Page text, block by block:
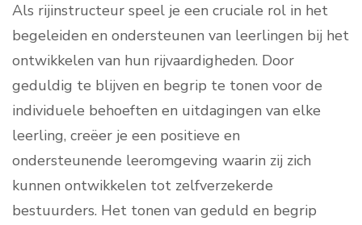
Als rijinstructeur speel je een cruciale rol in het
begeleiden en ondersteunen van leerlingen bij het
ontwikkelen van hun rijvaardigheden. Door
geduldig te blijven en begrip te tonen voor de
individuele behoeften en uitdagingen van elke
leerling, creëer je een positieve en
ondersteunende leeromgeving waarin zij zich
kunnen ontwikkelen tot zelfverzekerde
bestuurders. Het tonen van geduld en begrip